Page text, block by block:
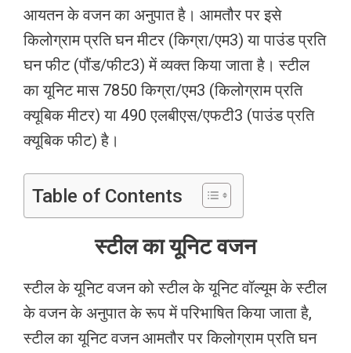
आयतन के वजन का अनुपात है। आमतौर पर इसे
किलोग्राम प्रति घन मीटर (किग्रा/एम3) या पाउंड प्रति
घन फीट (पौंड/फीट3) में व्यक्त किया जाता है। स्टील
का यूनिट मास 7850 किग्रा/एम3 (किलोग्राम प्रति
क्यूबिक मीटर) या 490 एलबीएस/एफटी3 (पाउंड प्रति
क्यूबिक फीट) है।
Table of Contents
स्टील का यूनिट वजन
स्टील के यूनिट वजन को स्टील के यूनिट वॉल्यूम के स्टील
के वजन के अनुपात के रूप में परिभाषित किया जाता है,
स्टील का यूनिट वजन आमतौर पर किलोग्राम प्रति घन